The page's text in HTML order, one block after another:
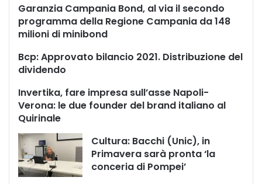
Garanzia Campania Bond, al via il secondo
programma della Regione Campania da 148
milioni di minibond
Bcp: Approvato bilancio 2021. Distribuzione del
dividendo
Invertika, fare impresa sull’asse Napoli-
Verona: le due founder del brand italiano al
Quirinale
Cultura: Bacchi (Unic), in
Primavera sarà pronta ‘la
conceria di Pompei’